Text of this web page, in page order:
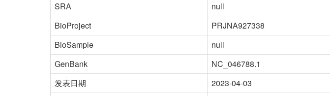
SRA
null
BioProject
PRJNA927338
BioSample
null
GenBank
NC_046788.1
发表日期
2023-04-03